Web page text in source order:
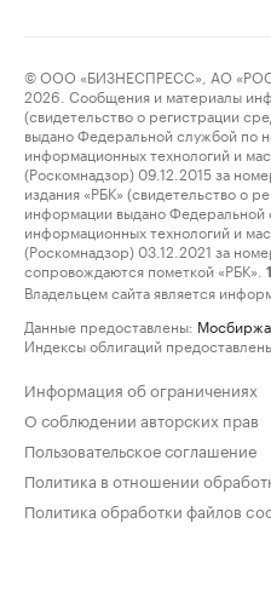
© ООО «БИЗНЕСПРЕСС», АО
2026. Сообщения и материалы
(свидетельство о регистрации
выдано Федеральной службой по
информационных технологий и
(Роскомнадзор) 09.12.2015 за
издания «РБК» (свидетельство о
информации выдано Федеральной
информационных технологий и
(Роскомнадзор) 03.12.2021 за
сопровождаются пометкой «РБК».
Владельцем сайта является
Данные предоставлены: Мосбиржа
Индексы облигаций
Информация об ограничениях
О соблюдении авторских прав
Пользовательское соглашение
Политика в отношении
Политика обработки файлов